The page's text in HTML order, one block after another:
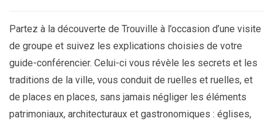
Partez à la découverte de Trouville à l’occasion d’une visite
de groupe et suivez les explications choisies de votre
guide-conférencier. Celui-ci vous révèle les secrets et les
traditions de la ville, vous conduit de ruelles et ruelles, et
de places en places, sans jamais négliger les éléments
patrimoniaux, architecturaux et gastronomiques : églises,